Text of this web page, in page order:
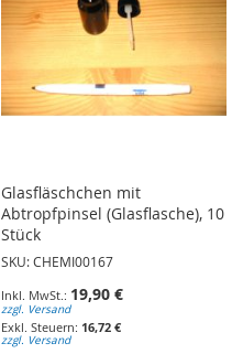
Glasfläschchen mit
Abtropfpinsel (Glasflasche), 10
Stück
SKU: CHEMI00167
19,90 €
zzgl. Versand
16,72 €
zzgl. Versand